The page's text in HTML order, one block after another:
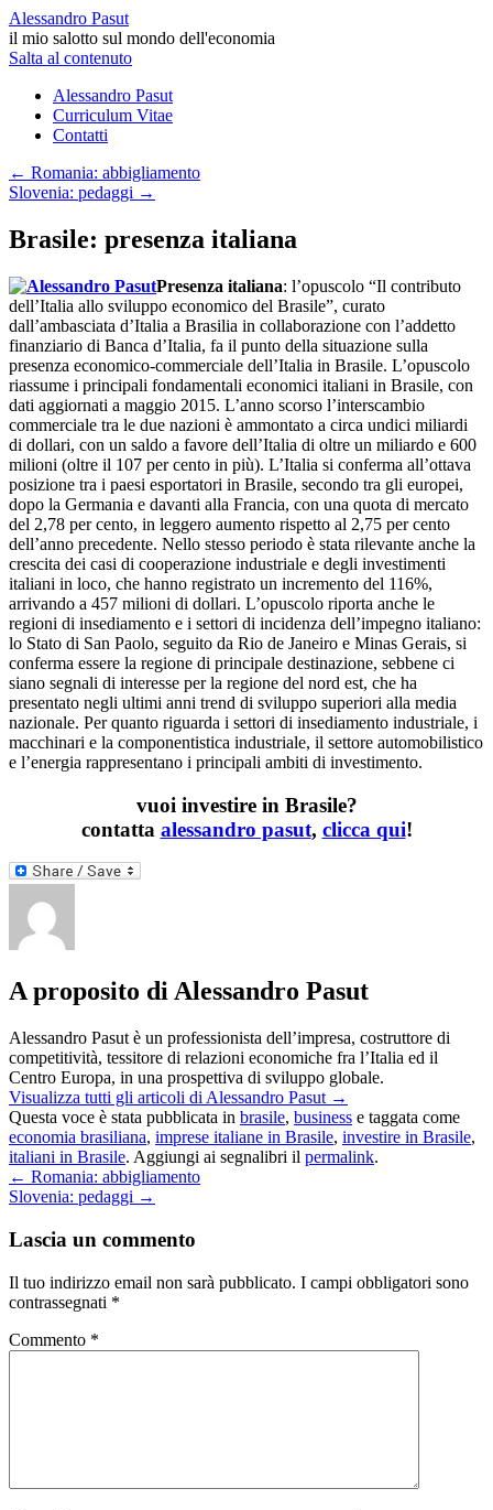
Alessandro Pasut
il mio salotto sul mondo dell'economia
Salta al contenuto
Alessandro Pasut
Curriculum Vitae
Contatti
← Romania: abbigliamento
Slovenia: pedaggi →
Brasile: presenza italiana
Presenza italiana: l’opuscolo “Il contributo
dell’Italia allo sviluppo economico del Brasile”, curato
dall’ambasciata d’Italia a Brasilia in collaborazione con l’addetto
finanziario di Banca d’Italia, fa il punto della situazione sulla
presenza economico-commerciale dell’Italia in Brasile. L’opuscolo
riassume i principali fondamentali economici italiani in Brasile, con
dati aggiornati a maggio 2015. L’anno scorso l’interscambio
commerciale tra le due nazioni è ammontato a circa undici miliardi
di dollari, con un saldo a favore dell’Italia di oltre un miliardo e 600
milioni (oltre il 107 per cento in più). L’Italia si conferma all’ottava
posizione tra i paesi esportatori in Brasile, secondo tra gli europei,
dopo la Germania e davanti alla Francia, con una quota di mercato
del 2,78 per cento, in leggero aumento rispetto al 2,75 per cento
dell’anno precedente. Nello stesso periodo è stata rilevante anche la
crescita dei casi di cooperazione industriale e degli investimenti
italiani in loco, che hanno registrato un incremento del 116%,
arrivando a 457 milioni di dollari. L’opuscolo riporta anche le
regioni di insediamento e i settori di incidenza dell’impegno italiano:
lo Stato di San Paolo, seguito da Rio de Janeiro e Minas Gerais, si
conferma essere la regione di principale destinazione, sebbene ci
siano segnali di interesse per la regione del nord est, che ha
presentato negli ultimi anni trend di sviluppo superiori alla media
nazionale. Per quanto riguarda i settori di insediamento industriale, i
macchinari e la componentistica industriale, il settore automobilistico
e l’energia rappresentano i principali ambiti di investimento.
vuoi investire in Brasile?
contatta alessandro pasut, clicca qui!
A proposito di Alessandro Pasut
Alessandro Pasut è un professionista dell’impresa, costruttore di
competitività, tessitore di relazioni economiche fra l’Italia ed il
Centro Europa, in una prospettiva di sviluppo globale.
Visualizza tutti gli articoli di Alessandro Pasut →
Questa voce è stata pubblicata in brasile, business e taggata come
economia brasiliana, imprese italiane in Brasile, investire in Brasile,
italiani in Brasile. Aggiungi ai segnalibri il permalink.
← Romania: abbigliamento
Slovenia: pedaggi →
Lascia un commento
Il tuo indirizzo email non sarà pubblicato. I campi obbligatori sono
contrassegnati *
Commento *